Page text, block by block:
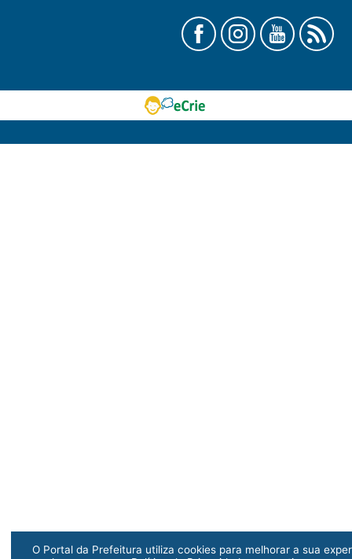
O Portal da Prefeitura utiliza cookies para melhorar a sua